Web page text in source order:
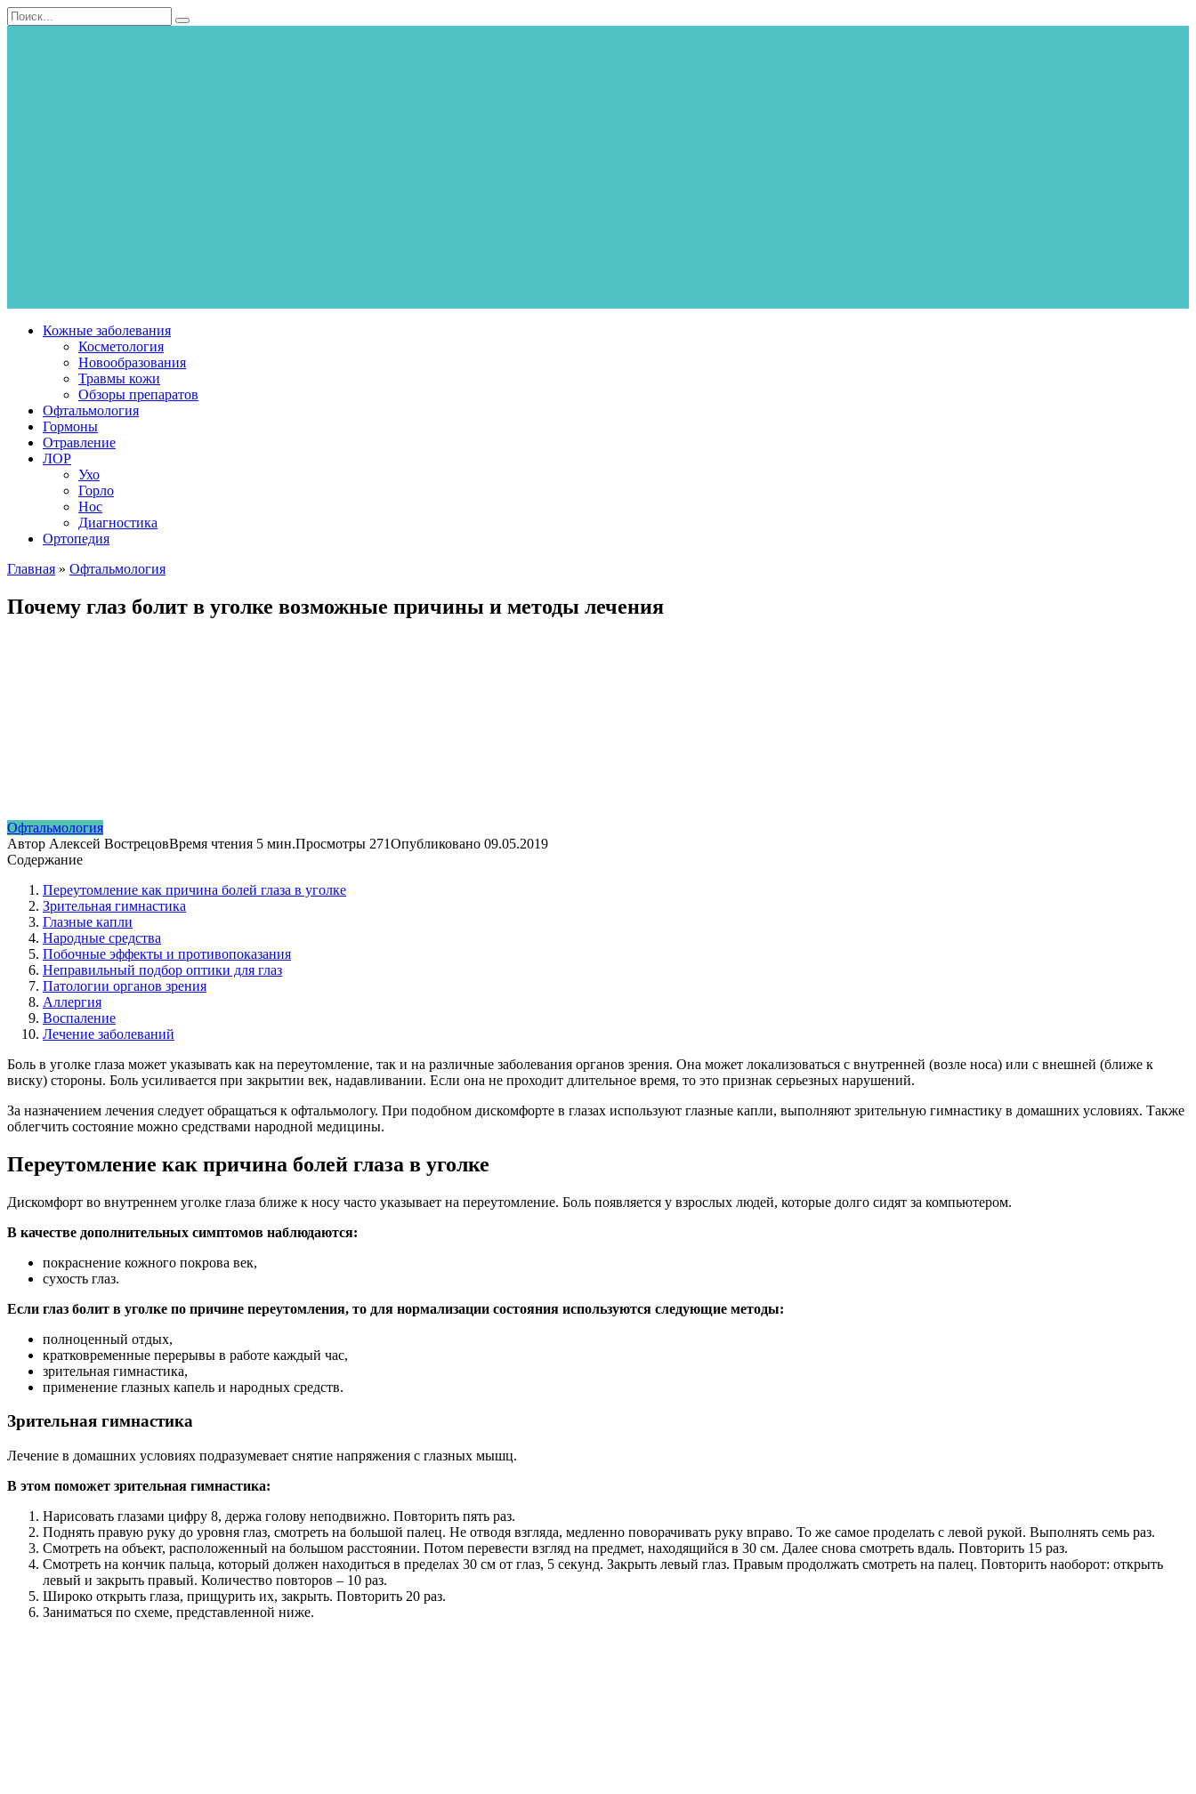
Перейти
к
Search
for:
Кожные заболевания
Косметология
Новообразования
Травмы кожи
Обзоры препаратов
Офтальмология
Гормоны
Отравление
ЛОР
Ухо
Горло
Нос
Диагностика
Ортопедия
Главная » Офтальмология
Почему глаз болит в уголке возможные причины и методы лечения
Офтальмология
Автор Алексей ВострецовВремя чтения 5 мин.Просмотры 271Опубликовано 09.05.2019
Содержание
Переутомление как причина болей глаза в уголке
Зрительная гимнастика
Глазные капли
Народные средства
Побочные эффекты и противопоказания
Неправильный подбор оптики для глаз
Патологии органов зрения
Аллергия
Воспаление
Лечение заболеваний
Боль в уголке глаза может указывать как на переутомление, так и на различные заболевания органов зрения. Она может локализоваться с внутренней (возле носа) или с внешней (ближе к
виску) стороны. Боль усиливается при закрытии век, надавливании. Если она не проходит длительное время, то это признак серьезных нарушений.
За назначением лечения следует обращаться к офтальмологу. При подобном дискомфорте в глазах используют глазные капли, выполняют зрительную гимнастику в домашних условиях. Также
облегчить состояние можно средствами народной медицины.
Переутомление как причина болей глаза в уголке
Дискомфорт во внутреннем уголке глаза ближе к носу часто указывает на переутомление. Боль появляется у взрослых людей, которые долго сидят за компьютером.
В качестве дополнительных симптомов наблюдаются:
покраснение кожного покрова век,
сухость глаз.
Если глаз болит в уголке по причине переутомления, то для нормализации состояния используются следующие методы:
полноценный отдых,
кратковременные перерывы в работе каждый час,
зрительная гимнастика,
применение глазных капель и народных средств.
Зрительная гимнастика
Лечение в домашних условиях подразумевает снятие напряжения с глазных мышц.
В этом поможет зрительная гимнастика:
Нарисовать глазами цифру 8, держа голову неподвижно. Повторить пять раз.
Поднять правую руку до уровня глаз, смотреть на большой палец. Не отводя взгляда, медленно поворачивать руку вправо. То же самое проделать с левой рукой. Выполнять семь раз.
Смотреть на объект, расположенный на большом расстоянии. Потом перевести взгляд на предмет, находящийся в 30 см. Далее снова смотреть вдаль. Повторить 15 раз.
Смотреть на кончик пальца, который должен находиться в пределах 30 см от глаз, 5 секунд. Закрыть левый глаз. Правым продолжать смотреть на палец. Повторить наоборот: открыть
левый и закрыть правый. Количество повторов – 10 раз.
Широко открыть глаза, прищурить их, закрыть. Повторить 20 раз.
Заниматься по схеме, представленной ниже.